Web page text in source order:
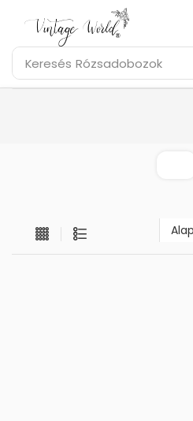
Keresés Rózsadobozok